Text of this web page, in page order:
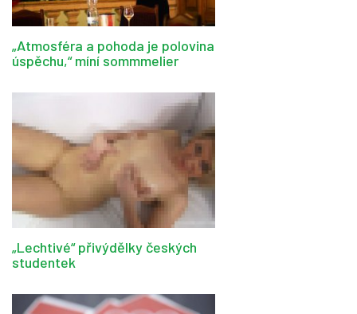
„Atmosféra a pohoda je polovina
úspěchu,“ míní sommmelier
„Lechtivé“ přivýdělky českých
studentek